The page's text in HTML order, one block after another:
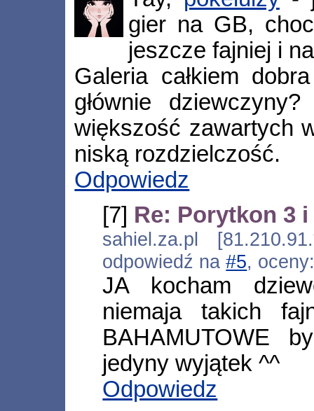
gier na GB,
jeszcze fajniej i
Galeria całkiem
głównie
większość zawartych
niską rozdzielczość.
Odpowiedz
[7] Re: Porytkon 3
sahiel.za.pl
odpowiedź na#5,
JA kocham
niemaja takich
BAHAMUTOWE
jedyny wyjątek ^^
Odpowiedz